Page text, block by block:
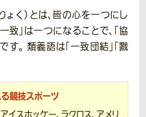
ょく）とは、皆の心を一つにし
致」は一つになることで、「協
。 類義語は「一致団結」「戮
競技スポーツ